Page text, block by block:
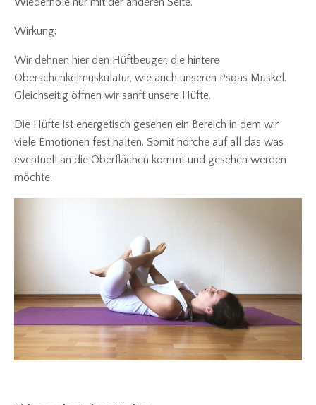
Wirkung:
Wir dehnen hier den Hüftbeuger, die hintere
Oberschenkelmuskulatur, wie auch unseren Psoas Muskel.
Gleichseitig öffnen wir sanft unsere Hüfte.
Die Hüfte ist energetisch gesehen ein Bereich in dem wir
viele Emotionen fest halten. Somit horche auf all das was
eventuell an die Oberflächen kommt und gesehen werden
möchte.